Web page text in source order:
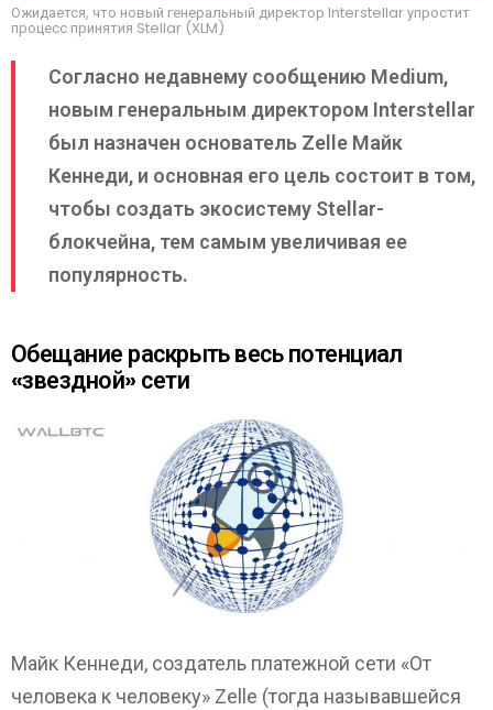
Ожидается, что новый генеральный директор Interstellar упростит
процесс принятия Stellar (XLM)
Согласно недавнему сообщению Medium,
новым генеральным директором Interstellar
был назначен основатель Zelle Майк
Кеннеди, и основная его цель состоит в том,
чтобы создать экосистему Stellar-
блокчейна, тем самым увеличивая ее
популярность.
Обещание раскрыть весь потенциал
«звездной» сети
Майк Кеннеди, создатель платежной сети «От
человека к человеку» Zelle (тогда называвшейся